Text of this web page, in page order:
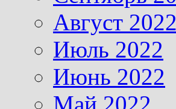
Август 2022
Июль 2022
Июнь 2022